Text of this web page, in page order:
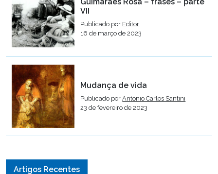
VII
Publicado por Editor
16 de março de 2023
Mudança de vida
Publicado porAntonio Carlos Santini
23 de fevereiro de 2023
Artigos Recentes